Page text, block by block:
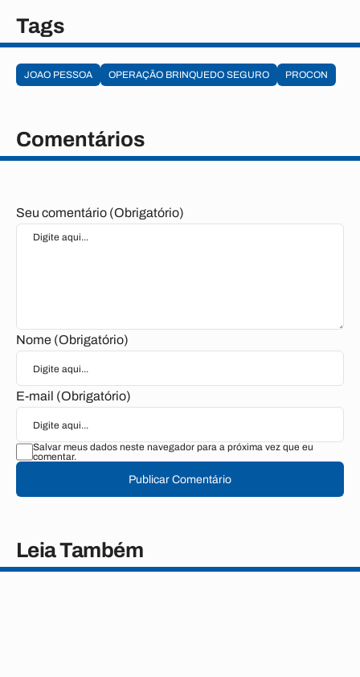
Tags
JOAO PESSOA OPERAÇÃO BRINQUEDO SEGURO PROCON
Comentários
Seu comentário (Obrigatório)
Nome (Obrigatório)
E-mail (Obrigatório)
Salvar meus dados neste navegador para a próxima vez que eu
comentar.
Publicar Comentário
Leia Também